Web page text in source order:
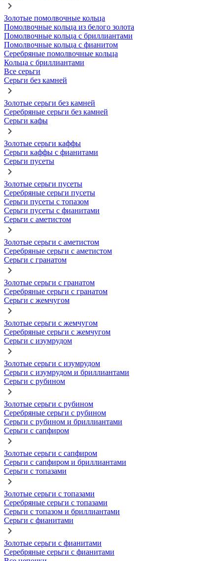
Золотые помолвочные кольца
Помолвочные кольца из белого золота
Помолвочные кольца с бриллиантами
Помолвочные кольца с фианитом
Серебряные помолвочные кольца
Кольца с бриллиантами
Все серьги
Серьги без камней
Золотые серьги без камней
Серебряные серьги без камней
Серьги кафы
Золотые серьги каффы
Серьги каффы с фианитами
Серьги пусеты
Золотые серьги пусеты
Серебряные серьги пусеты
Серьги пусеты с топазом
Серьги пусеты с фианитами
Серьги с аметистом
Золотые серьги с аметистом
Серебряные серьги с аметистом
Серьги с гранатом
Золотые серьги с гранатом
Серебряные серьги с гранатом
Серьги с жемчугом
Золотые серьги с жемчугом
Серебряные серьги с жемчугом
Серьги с изумрудом
Золотые серьги с изумрудом
Серьги с изумрудом и бриллиантами
Серьги с рубином
Золотые серьги с рубином
Серебряные серьги с рубином
Серьги с рубином и бриллиантами
Серьги с сапфиром
Золотые серьги с сапфиром
Серьги с сапфиром и бриллиантами
Серьги с топазами
Золотые серьги с топазами
Серебряные серьги с топазами
Серьги с топазом и бриллиантами
Серьги с фианитами
Золотые серьги с фианитами
Серебряные серьги с фианитами